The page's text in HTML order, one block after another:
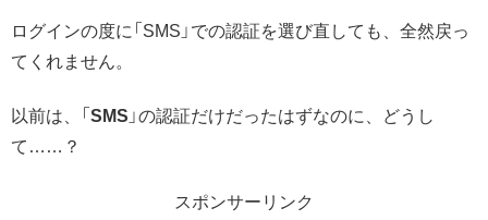
ログインの度に「SMS」での認証を選び直しても、全然戻っ
てくれません。
以前は、「 SMS 」の認証だけだったはずなのに、どうし
て……？
スポンサーリンク